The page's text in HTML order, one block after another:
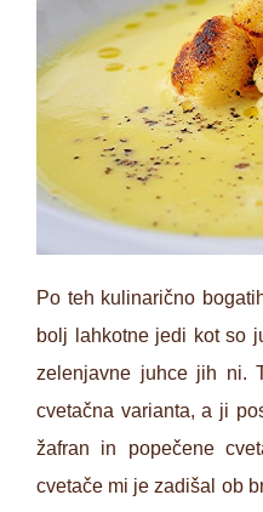
Po teh kulinarično
bolj lahkotne jedi kot so
zelenjavne juhce jih ni.
cvetačna varianta, a ji
žafran in popečene
cvetače mi je zadišal ob